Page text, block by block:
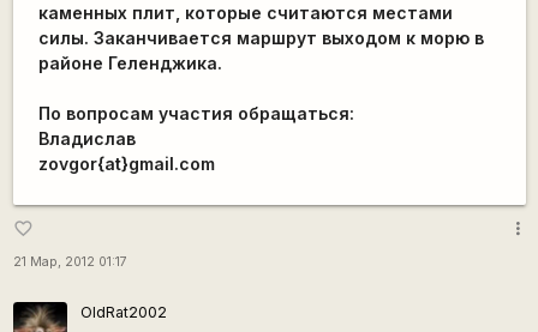
каменных плит, которые считаются местами
силы. Заканчивается маршрут выходом к морю в
районе Геленджика.
По вопросам участия обращаться:
Владислав
zovgor{at}gmail.com
favorite_border
21 Мар, 2012 01:17
more_vert
OldRat2002